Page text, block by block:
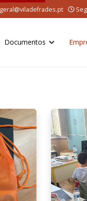
geral@viladefrades.pt
Documentos